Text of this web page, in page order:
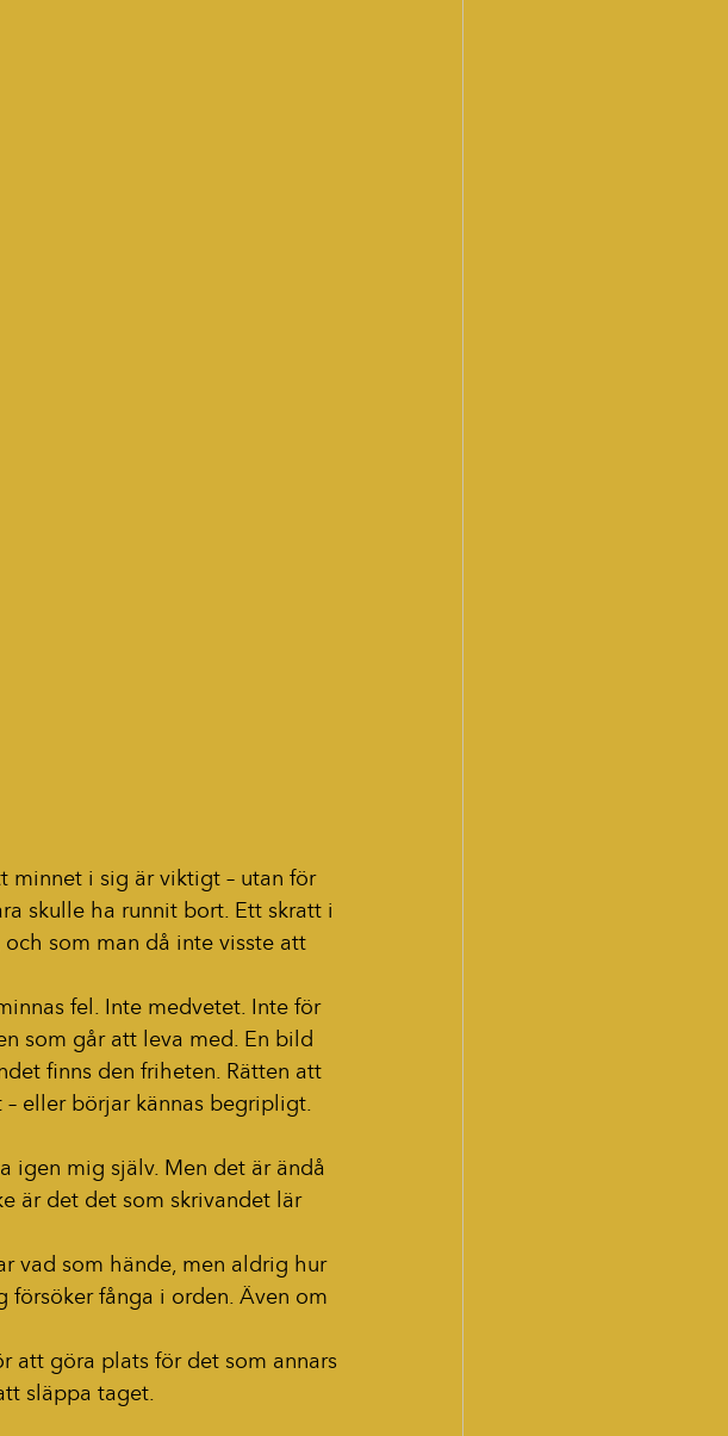
minnet i sig är viktigt – utan för
skulle ha runnit bort. Ett skratt i
som man då inte visste att
fel. Inte medvetet. Inte för
som går att leva med. En bild
finns den friheten. Rätten att
eller börjar kännas begripligt.
igen mig själv. Men det är ändå
är det det som skrivandet lär
vad som hände, men aldrig hur
försöker fånga i orden. Även om
att göra plats för det som annars
släppa taget.